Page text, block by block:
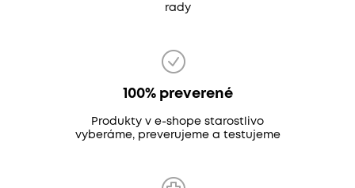
rady
100% preverené
Produkty v e-shope starostlivo
vyberáme, preverujeme a testujeme